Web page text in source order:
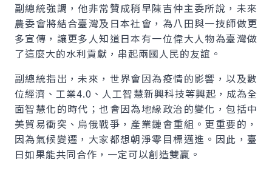
副總統強調，他非常贊成稍早陳吉仲主委所說，未來
農委會將結合臺灣及日本社會，為八田與一技師做更
多宣傳，讓更多人知道日本有一位偉大人物為臺灣做
了這麼大的水利貢獻，串起兩國人民的友誼。
副總統指出，未來，世界會因為疫情的影響，以及數
位經濟、工業4.0、人工智慧新興科技等興起，成為全
面智慧化的時代；也會因為地緣政治的變化，包括中
美貿易衝突、烏俄戰爭，產業鏈會重組。更重要的，
因為氣候變遷，大家都想朝淨零目標邁進。因此，臺
日如果能共同合作，一定可以創造雙贏。